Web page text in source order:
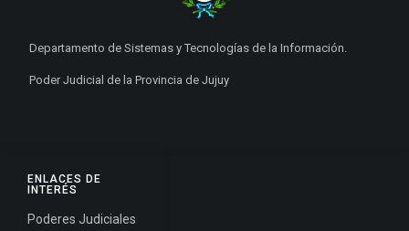
ENLACES DE
INTERÉS
Poderes Judiciales
Departamento de Sistemas y Tecnologías de la Información.
Poder Judicial de la Provincia de Jujuy